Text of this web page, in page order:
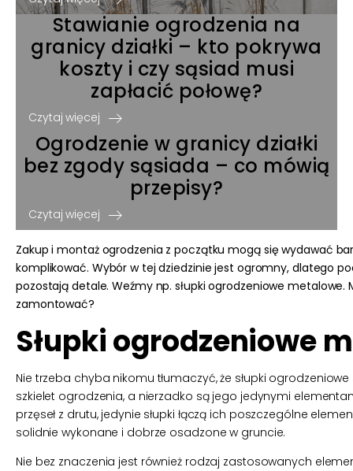
Stawianie ogrodzenia na
granicy działki – kto pokrywa
koszty i czy sąsiad musi
zapłacić połowę?
Czytaj więcej
Ogrodzenie w granicy działki
bez zgody sąsiada – co mówią
przepisy?
Czytaj więcej
Zakup i montaż ogrodzenia z początku mogą się wydawać
komplikować. Wybór w tej dziedzinie jest ogromny, dlatego
pozostają detale. Weźmy np. słupki ogrodzeniowe
zamontować?
Słupki ogrodzeniowe
Nie trzeba chyba nikomu tłumaczyć, że słupki
szkielet ogrodzenia, a nierzadko są jego jedynymi
przęseł z drutu, jedynie słupki łączą ich poszczególne
solidnie wykonane i dobrze osadzone w gruncie.
Nie bez znaczenia jest również rodzaj zastosowanych